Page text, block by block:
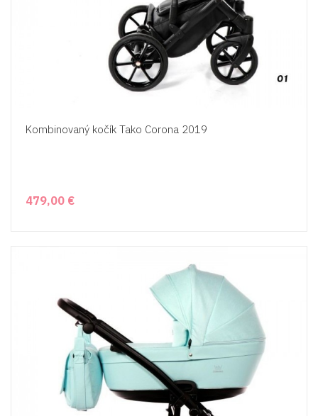
Kombinovaný kočík Tako Corona 2019
479,00 €